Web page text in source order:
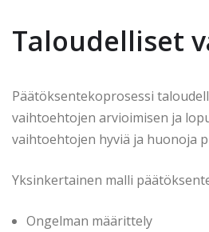
Taloudelliset
Päätöksentekoprosessi
vaihtoehtojen arvioimisen ja
vaihtoehtojen hyviä ja huonoja
Yksinkertainen malli
Ongelman määrittely